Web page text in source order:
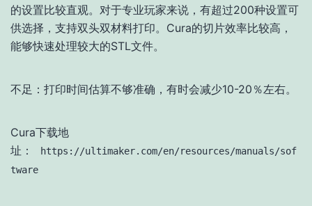
的设置比较直观。对于专业玩家来说，有超过200种设置可
供选择，支持双头双材料打印。Cura的切片效率比较高，
能够快速处理较大的STL文件。
不足：打印时间估算不够准确，有时会减少10-20％左右。
Cura下载地
址：
https://ultimaker.com/en/resources/manuals/sof
tware